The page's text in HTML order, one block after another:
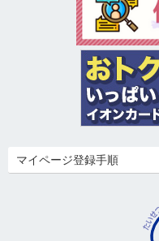
マイページ登録手順